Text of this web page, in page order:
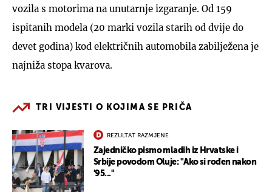
vozila s motorima na unutarnje izgaranje. Od 159
ispitanih modela (20 marki vozila starih od dvije do
devet godina) kod električnih automobila zabilježena je
najniža stopa kvarova.
TRI VIJESTI O KOJIMA SE PRIČA
REZULTAT RAZMJENE
Zajedničko pismo mladih iz Hrvatske i
Srbije povodom Oluje: "Ako si rođen nakon
'95..."